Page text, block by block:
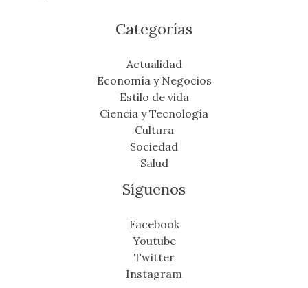
Categorías
Actualidad
Economía y Negocios
Estilo de vida
Ciencia y Tecnología
Cultura
Sociedad
Salud
Síguenos
Facebook
Youtube
Twitter
Instagram